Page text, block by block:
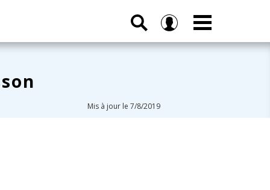
Mis à jour le 7/8/2019